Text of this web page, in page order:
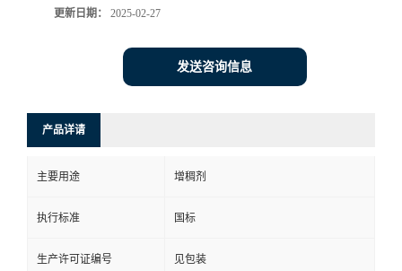
更新日期： 2025-02-27
发送咨询信息
产品详请
主要用途 增稠剂
执行标准 国标
生产许可证编号 见包装